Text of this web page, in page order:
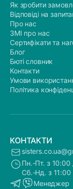
Як зробити
Відповіді на
Про нас
ЗМІ про нас
Сертифікати та
Блог
Бюті словник
Контакти
Умови
Політика
КОНТАКТИ
Пн.-Пт. з 10:00
Сб.-Нд. з 11:00
Менеджер